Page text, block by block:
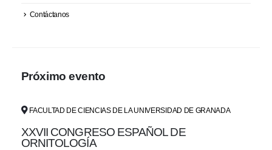
Contáctanos
Próximo evento
FACULTAD DE CIENCIAS DE LA UNIVERSIDAD DE GRANADA
XXVII CONGRESO ESPAÑOL DE
ORNITOLOGÍA